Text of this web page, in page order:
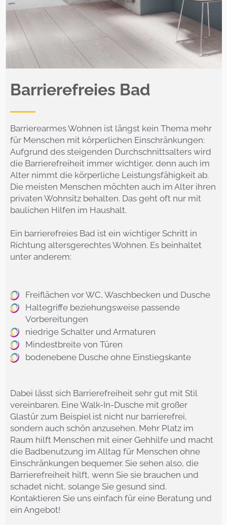
Barrierefreies Bad
Barrierearmes Wohnen ist längst kein Thema mehr
für Menschen mit körperlichen Einschränkungen:
Aufgrund des steigenden Durchschnittsalters wird
die Barrierefreiheit immer wichtiger, denn auch im
Alter nimmt die körperliche Leistungsfähigkeit ab.
Die meisten Menschen möchten auch im Alter ihren
privaten Wohnsitz behalten. Das geht oft nur mit
baulichen Hilfen im Haushalt.
Ein barrierefreies Bad ist ein wichtiger Schritt in
Richtung altersgerechtes Wohnen. Es beinhaltet
unter anderem:
Freiflächen vor WC, Waschbecken und Dusche
Haltegriffe beziehungsweise passende
Vorbereitungen
niedrige Schalter und Armaturen
Mindestbreite von Türen
bodenebene Dusche ohne Einstiegskante
Dabei lässt sich Barrierefreiheit sehr gut mit Stil
vereinbaren. Eine Walk-In-Dusche mit großer
Glastür zum Beispiel ist nicht nur barrierefrei,
sondern auch schön anzusehen. Mehr Platz im
Raum hilft Menschen mit einer Gehhilfe und macht
die Badbenutzung im Alltag für Menschen ohne
Einschränkungen bequemer. Sie sehen also, die
Barrierefreiheit hilft, wenn Sie sie brauchen und
schadet nicht, solange Sie gesund sind.
Kontaktieren Sie uns einfach für eine Beratung und
ein Angebot!